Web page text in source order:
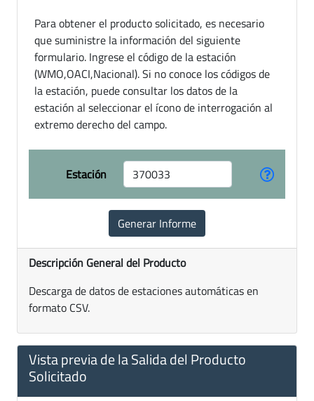
Para obtener el producto solicitado, es necesario
que suministre la información del siguiente
formulario. Ingrese el código de la estación
(WMO,OACI,Nacional). Si no conoce los códigos de
la estación, puede consultar los datos de la
estación al seleccionar el ícono de interrogación al
extremo derecho del campo.
Estación
Descripción General del Producto
Descarga de datos de estaciones automáticas en
formato CSV.
Vista previa de la Salida del Producto
Solicitado